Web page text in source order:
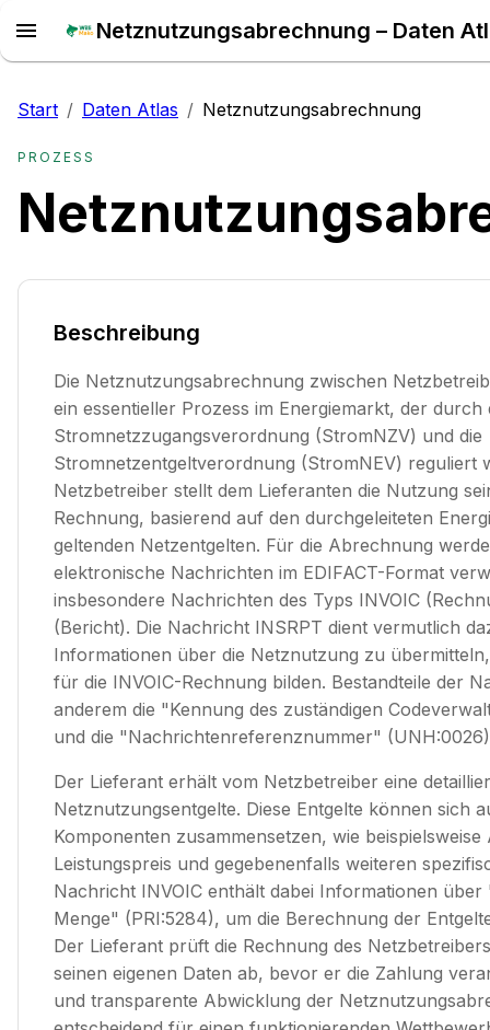
Netznutzungsabrechnung – Daten
Start / Daten Atlas / Netznutzungsabrechnung
PROZESS
Beschreibung
Die Netznutzungsabrechnung zwischen
ein essentieller Prozess im Energiemarkt, der durch
Stromnetzzugangsverordnung (StromNZV) und die
Stromnetzentgeltverordnung (StromNEV) reguliert
Netzbetreiber stellt dem Lieferanten die Nutzung
Rechnung, basierend auf den durchgeleiteten
geltenden Netzentgelten. Für die Abrechnung
elektronische Nachrichten im EDIFACT-Format
insbesondere Nachrichten des Typs INVOIC
(Bericht). Die Nachricht INSRPT dient vermutlich
Informationen über die Netznutzung zu
für die INVOIC-Rechnung bilden. Bestandteile der
anderem die "Kennung des zuständigen
und die "Nachrichtenreferenznummer"
Der Lieferant erhält vom Netzbetreiber eine
Netznutzungsentgelte. Diese Entgelte können sich
Komponenten zusammensetzen, wie beispielsweise
Leistungspreis und gegebenenfalls weiteren
Nachricht INVOIC enthält dabei Informationen über
Menge" (PRI:5284), um die Berechnung der
Der Lieferant prüft die Rechnung des
seinen eigenen Daten ab, bevor er die Zahlung
und transparente Abwicklung der